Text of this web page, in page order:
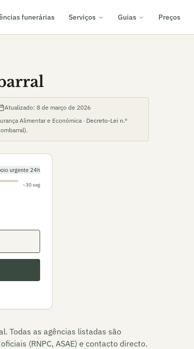
funerárias Serviços Guias Preços
Atualizado: 8 de março de 2026
Alimentar e Económica · Decreto-Lei n.º
).
urgente 24h
~30 seg
. Todas as agências listadas são
(RNPC, ASAE) e contacto directo.